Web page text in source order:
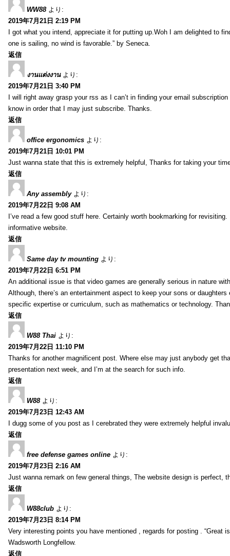
WW88 より:
2019年7月21日 2:19 PM
I got what you intend, appreciate it for putting up.Woh I am delighted to
one is sailing, no wind is favorable.” by Seneca.
返信
งานแต่งงาน より:
2019年7月21日 3:40 PM
I will right away grasp your rss as I can’t in finding your email
know in order that I may just subscribe. Thanks.
返信
office ergonomics より:
2019年7月21日 10:01 PM
Just wanna state that this is extremely helpful, Thanks for taking your
返信
Any assembly より:
2019年7月22日 9:08 AM
I’ve read a few good stuff here. Certainly worth bookmarking for
informative website.
返信
Same day tv mounting より:
2019年7月22日 6:51 PM
An additional issue is that video games are generally serious in nature
Although, there’s an entertainment aspect to keep your sons or
specific expertise or curriculum, such as mathematics or technology.
返信
W88 Thai より:
2019年7月22日 11:10 PM
Thanks for another magnificent post. Where else may just anybody get
presentation next week, and I’m at the search for such info.
返信
W88 より:
2019年7月23日 12:43 AM
I dugg some of you post as I cerebrated they were extremely helpful
返信
free defense games online より:
2019年7月23日 2:16 AM
Just wanna remark on few general things, The website design is perfect,
返信
W88club より:
2019年7月23日 8:14 PM
Very interesting points you have mentioned , regards for posting . “Great
Wadsworth Longfellow.
返信